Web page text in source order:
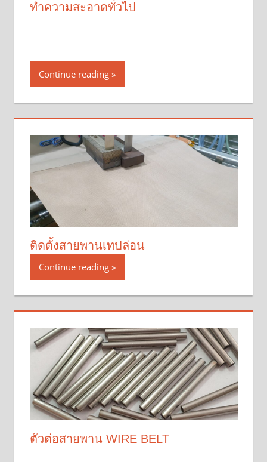
ทำความสะอาดทั่วไป
Continue reading
ติดตั้งสายพานเทปล่อน
Continue reading
ตัวต่อสายพาน WIRE BELT